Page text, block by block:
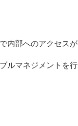
内部へのアクセスが
ルマネジメントを行